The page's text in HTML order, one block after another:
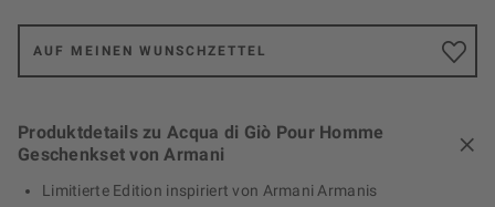
AUF MEINEN WUNSCHZETTEL
Produktdetails zu Acqua di Giò Pour Homme
Geschenkset von Armani
Limitierte Edition inspiriert von Armani Armanis